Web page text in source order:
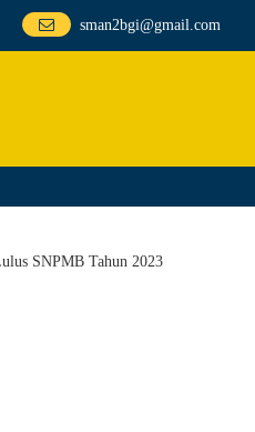
sman2bgi@gmail.com
SNPMB Tahun 2023